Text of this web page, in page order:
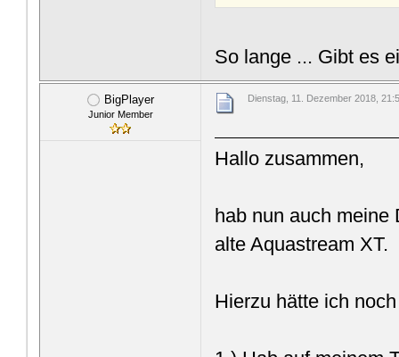
So lange ... Gibt es
BigPlayer
Junior Member
Dienstag, 11. Dezember 2018,
Hallo zusammen,
hab nun auch
alte Aquastream XT.
Hierzu hätte ich